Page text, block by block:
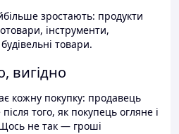
зростають: продукти
інструменти,
товари.
вигідно
кожну покупку: продавець
того, як покупець огляне і
не так — гроші